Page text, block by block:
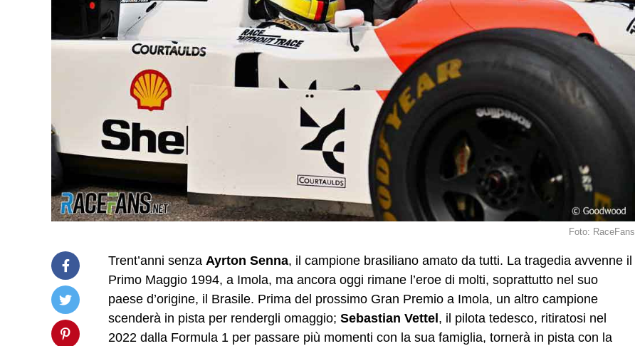
Foto: RaceFans
Trent’anni senza Ayrton Senna, il campione brasiliano amato da tutti. La tragedia avvenne il
Primo Maggio 1994, a Imola, ma ancora oggi rimane l’eroe di molti, soprattutto nel suo
paese d’origine, il Brasile. Prima del prossimo Gran Premio a Imola, un altro campione
scenderà in pista per rendergli omaggio; Sebastian Vettel , il pilota tedesco, ritiratosi nel
2022 dalla Formula 1 per passare più momenti con la sua famiglia, tornerà in pista con la